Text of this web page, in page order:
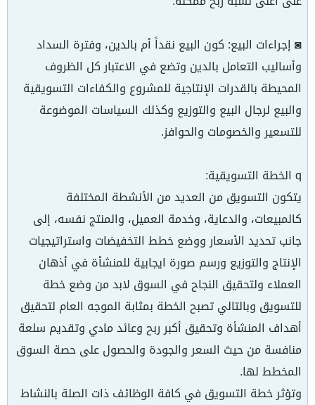
◙ إجراءات البيع: كون البيع نقداً أم بالدين، وفترة السداد
وأساليب التعامل بالدين وتضع في الاعتبار كل الظروف
المحيطة بالقدرات الإنتاجية للمشروع والكفاءات التسويقية
والبيع لرجال البيع والتوزيع وكذلك السياسات الموضوعة
للتسعير والخصومات والحوافز.
q الخطة التسويقية:
يتكون التسويق من العديد من الأنشطة المختلفة
كالمبيعات، والدعاية، وخدمة العميل، والمنتج نفسه، إلى
جانب تحديد الأسعار ووضع خطط التخفيضات واستراتيجيات
الإنتاج والتوزيع ورسم صورة ايجابية للمنشأة في أذهان
العملاء ولتحقيق النجاح في السوق لابد من وضع خطة
للتسويق وبالتالي تصبح الخطة بمثابة الموجه العام لتحقيق
أهداف المنشأة وتحقيق أكبر ربح وعائد مادي وتقديم سلعة
منافسة من حيث السعر والجودة والحصول على حصة السوق
المخطط لها.
وتؤثر خطة التسويق في كافة الوظائف ذات الصلة بالنشاط